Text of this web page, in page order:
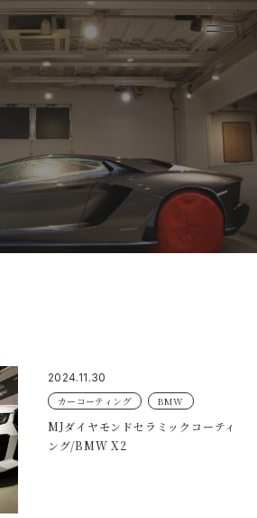
2024.11.30
カーコーティング
BMW
MJダイヤモンドセラミックコーティ
ング/BMW X2